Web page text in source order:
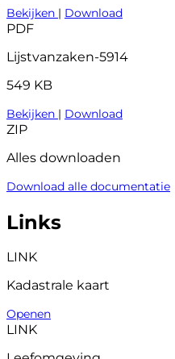
Bekijken | Download
PDF
Lijstvanzaken-5914
549 KB
Bekijken | Download
ZIP
Alles downloaden
Download alle documentatie
Links
LINK
Kadastrale kaart
Openen
LINK